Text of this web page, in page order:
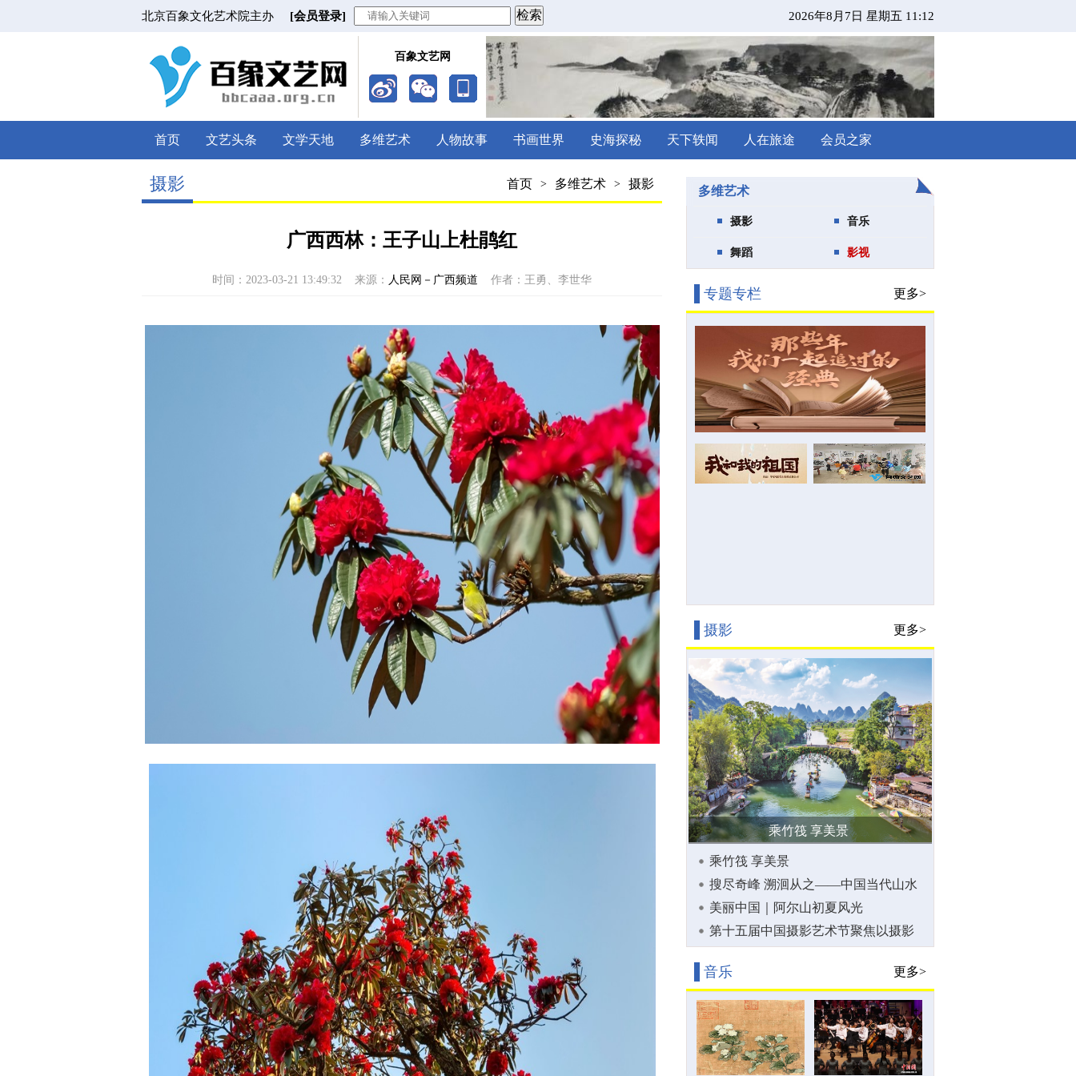
北京百象文化艺术院主办 [会员登录] 2026年8月7日 星期五 11:12
百象文艺网
首页 文艺头条 文学天地 多维艺术 人物故事 书画世界 史海探秘 天下轶闻 人在旅途 会员之家
摄影 首页 > 多维艺术 > 摄影
广西西林：王子山上杜鹃红
时间：2023-03-21 13:49:32 来源： 人民网－广西频道 作者：王勇、李世华
多维艺术
摄影 音乐
舞蹈 影视
专题专栏 更多>
摄影 更多>
乘竹筏 享美景
乘竹筏 享美景
搜尽奇峰 溯洄从之——中国当代山水
影像艺术探微
美丽中国｜阿尔山初夏风光
第十五届中国摄影艺术节聚焦以摄影
为时代传神写照
音乐 更多>